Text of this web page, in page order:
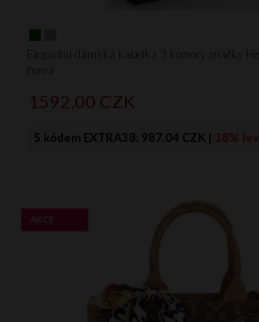
Elegantní dámská kabelka 3 komory značky
černá
1592,00 CZK
S kódem EXTRA38: 987.04 CZK | 38%
AKCE